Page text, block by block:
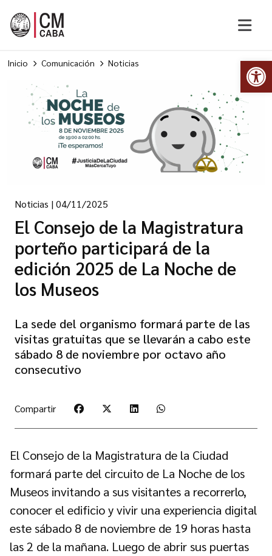
Inicio Comunicación Noticias
Noticias | 04/11/2025
El Consejo de la Magistratura
porteño participará de la
edición 2025 de La Noche de
los Museos
La sede del organismo formará parte de las
visitas gratuitas que se llevarán a cabo este
sábado 8 de noviembre por octavo año
consecutivo
Compartir
El Consejo de la Magistratura de la Ciudad
formará parte del circuito de La Noche de los
Museos invitando a sus visitantes a recorrerlo,
conocer el edificio y vivir una experiencia digital
este sábado 8 de noviembre de 19 horas hasta
las 2 de la mañana. Luego de abrir sus puertas